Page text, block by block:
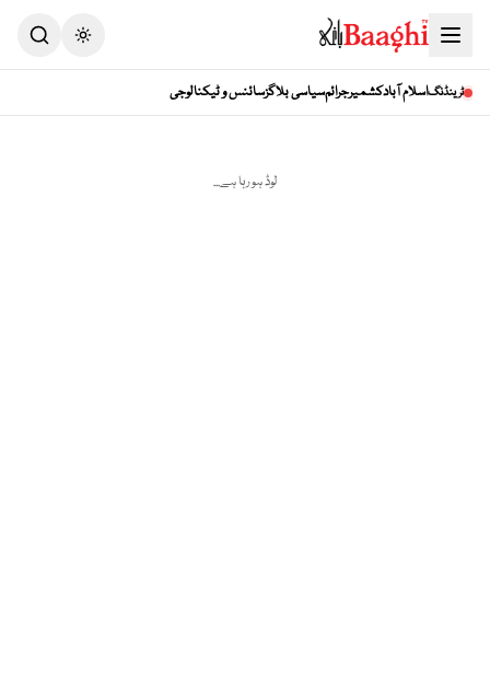
Toggle theme
ٹرینڈنگاسلام آبادکشمیرجرائمسیاسی بلاگزسائنس و ٹیکنالوجی
لوڈ ہو رہا ہے...